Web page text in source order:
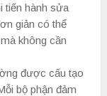
tiến hành sửa
giản có thể
không cần
được cấu tạo
bộ phận đảm